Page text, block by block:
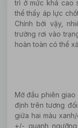
trì ở mức khá cao
thể thấy áp lực
Chính bởi vậy,
trường rơi vào
hoàn toàn có thể
Mở đầu phiên giao
định trên tương
giữa hai màu
+/- quanh